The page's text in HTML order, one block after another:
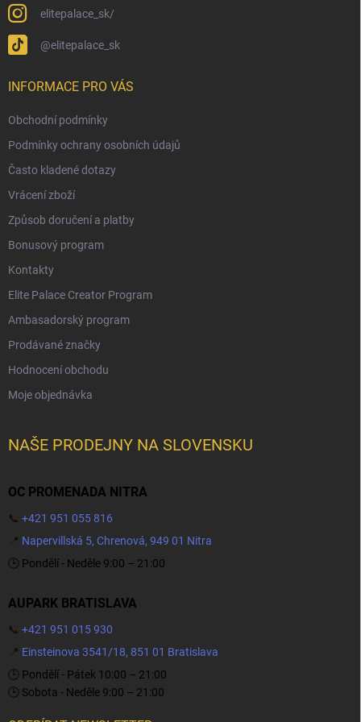
elitepalace_sk/
@elitepalace_sk
INFORMACE PRO VÁS
Obchodní podmínky
Podmínky ochrany osobních údajů
Často kladené dotazy
Vrácení zboží
Způsob doručení a platby
Bonusový program
Kontakty
Elite Palace Creator Program
Ambasadorský program
Prodávané značky
Hodnocení obchodu
Moje objednávka
NAŠE PRODEJNY NA SLOVENSKU
OC PROMENADA NITRA
📞 +421 951 055 816
📍 Napervillská 5, Chrenová, 949 01 Nitra
🕒 Pondělí - Neděle 9:00 – 21:00
AUPARK BRATISLAVA
📞 +421 951 015 930
📍 Einsteinova 3541/18, 851 01 Bratislava
🕒 Pondělí - Pátek 10:00 – 21:00
🕒 Sobota - Neděle 9:00 – 21:00